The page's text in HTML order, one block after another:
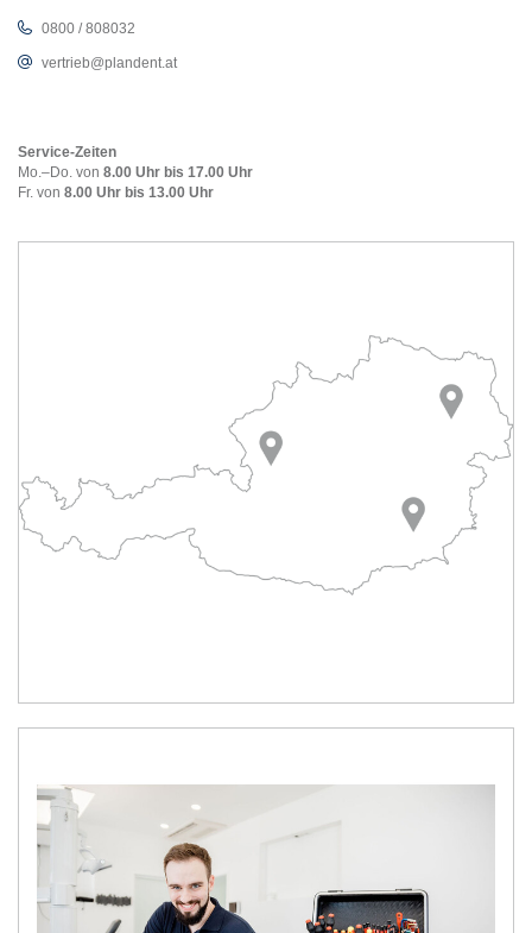
0800 / 808032
vertrieb@plandent.at
Service-Zeiten
Mo.–Do. von 8.00 Uhr bis 17.00 Uhr
Fr. von 8.00 Uhr bis 13.00 Uhr